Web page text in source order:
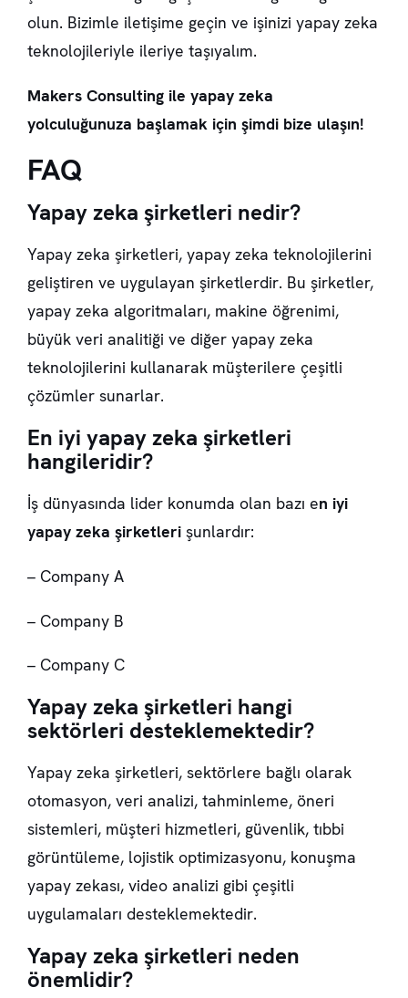
olun. Bizimle iletişime geçin ve işinizi yapay zeka
teknolojileriyle ileriye taşıyalım.
Makers Consulting ile yapay zeka
yolculuğunuza başlamak için şimdi bize ulaşın!
FAQ
Yapay zeka şirketleri nedir?
Yapay zeka şirketleri, yapay zeka teknolojilerini
geliştiren ve uygulayan şirketlerdir. Bu şirketler,
yapay zeka algoritmaları, makine öğrenimi,
büyük veri analitiği ve diğer yapay zeka
teknolojilerini kullanarak müşterilere çeşitli
çözümler sunarlar.
En iyi yapay zeka şirketleri
hangileridir?
İş dünyasında lider konumda olan bazı en iyi
yapay zeka şirketleri şunlardır:
– Company A
– Company B
– Company C
Yapay zeka şirketleri hangi
sektörleri desteklemektedir?
Yapay zeka şirketleri, sektörlere bağlı olarak
otomasyon, veri analizi, tahminleme, öneri
sistemleri, müşteri hizmetleri, güvenlik, tıbbi
görüntüleme, lojistik optimizasyonu, konuşma
yapay zekası, video analizi gibi çeşitli
uygulamaları desteklemektedir.
Yapay zeka şirketleri neden
önemlidir?